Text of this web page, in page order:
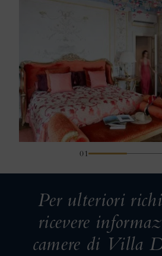
01
Per ulteriori
ricevere
camere di Villa